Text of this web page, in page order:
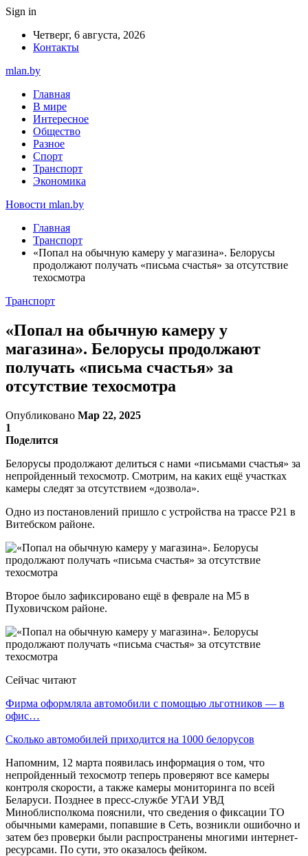
Sign in
Четверг, 6 августа, 2026
Контакты
mlan.by
Главная
В мире
Интересное
Общество
Разное
Спорт
Транспорт
Экономика
Новости mlan.by
Главная
Транспорт
«Попал на обычную камеру у магазина». Белорусы
продолжают получать «письма счастья» за отсутствие
техосмотра
Транспорт
«Попал на обычную камеру у
магазина». Белорусы продолжают
получать «письма счастья» за
отсутствие техосмотра
Опубликовано Мар 22, 2025
1
Поделится
Белорусы продолжают делиться с нами «письмами счастья» за
непройденный техосмотр. Смотрим, на каких ещё участках
камеры следят за отсутствием «дозвола».
Одно из постановлений пришло с устройства на трассе Р21 в
Витебском районе.
Второе было зафиксировано ещё в феврале на М5 в
Пуховичском районе.
Сейчас читают
Фирма оформляла автомобили с помощью льготников — в
офис…
Сколько автомобилей приходится на 1000 белорусов
Напомним, 12 марта появилась информация о том, что
непройденный техосмотр теперь проверяют все камеры
контроля скорости, а также камеры мониторинга по всей
Беларуси. Позднее в пресс-службе УГАИ УВД
Миноблисполкома пояснили, что сведения о фиксации ТО
обычными камерами, попавшие в Сеть, возникли ошибочно и
затем без проверки были распространены многими интернет-
ресурсами. По сути, это оказалось фейком.